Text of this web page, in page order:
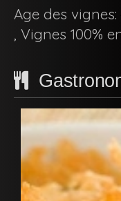
Age des
, Vignes 100%